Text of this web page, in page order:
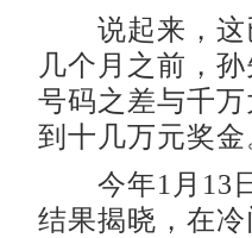
说起来，这
几个月之前，
号码之差与千
到十几万元奖金
今年1月13日
结果揭晓，在